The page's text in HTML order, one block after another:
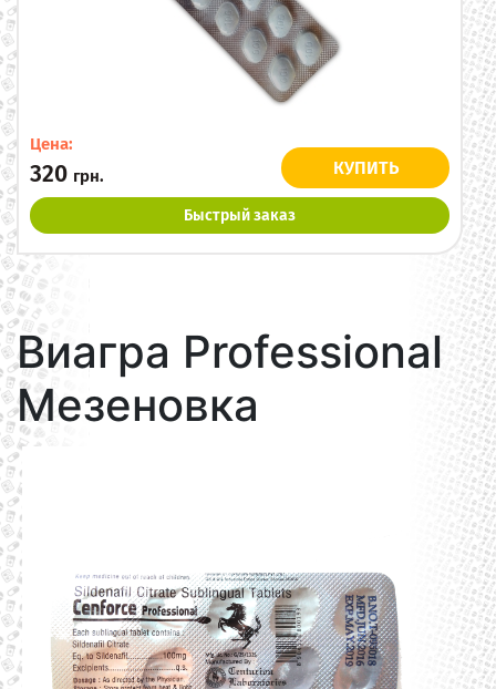
Цена:
320 грн. КУПИТЬ
Быстрый заказ
Виагра Professional
Мезеновка